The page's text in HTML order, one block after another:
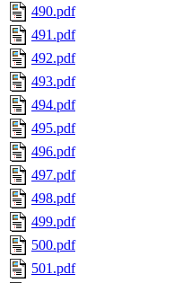
490.pdf
491.pdf
492.pdf
493.pdf
494.pdf
495.pdf
496.pdf
497.pdf
498.pdf
499.pdf
500.pdf
501.pdf